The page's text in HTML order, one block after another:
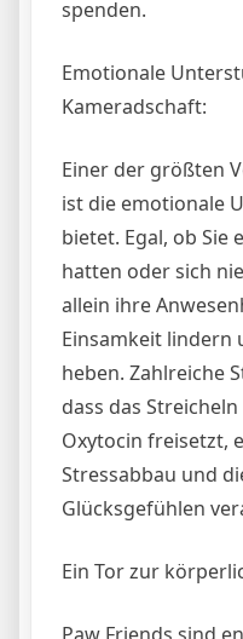
spenden.
Emotionale
Kameradschaft:
Einer der größten
ist die emotionale
bietet. Egal, ob Sie
hatten oder sich
allein ihre
Einsamkeit lindern
heben. Zahlreiche
dass das
Oxytocin freisetzt,
Stressabbau und
Glücksgefühlen
Ein Tor zur